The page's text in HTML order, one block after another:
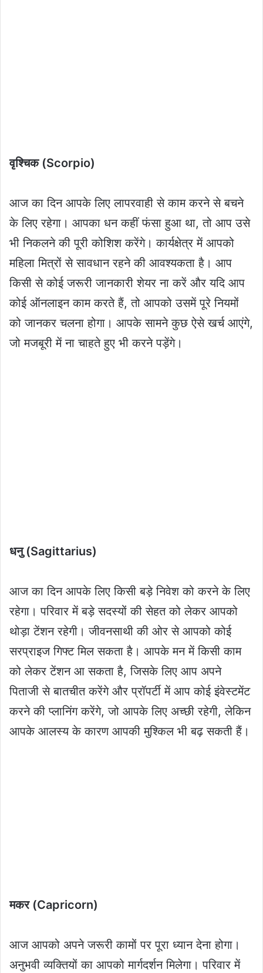
वृश्चिक (Scorpio)
आज का दिन आपके लिए लापरवाही से काम करने से बचने
के लिए रहेगा। आपका धन कहीं फंसा हुआ था, तो आप उसे
भी निकलने की पूरी कोशिश करेंगे। कार्यक्षेत्र में आपको
महिला मित्रों से सावधान रहने की आवश्यकता है। आप
किसी से कोई जरूरी जानकारी शेयर ना करें और यदि आप
कोई ऑनलाइन काम करते हैं, तो आपको उसमें पूरे नियमों
को जानकर चलना होगा। आपके सामने कुछ ऐसे खर्च आएंगे,
जो मजबूरी में ना चाहते हुए भी करने पड़ेंगे।
धनु (Sagittarius)
आज का दिन आपके लिए किसी बड़े निवेश को करने के लिए
रहेगा। परिवार में बड़े सदस्यों की सेहत को लेकर आपको
थोड़ा टेंशन रहेगी। जीवनसाथी की ओर से आपको कोई
सरप्राइज गिफ्ट मिल सकता है। आपके मन में किसी काम
को लेकर टेंशन आ सकता है, जिसके लिए आप अपने
पिताजी से बातचीत करेंगे और प्रॉपर्टी में आप कोई इंवेस्टमेंट
करने की प्लानिंग करेंगे, जो आपके लिए अच्छी रहेगी, लेकिन
आपके आलस्य के कारण आपकी मुश्किल भी बढ़ सकती हैं।
मकर (Capricorn)
आज आपको अपने जरूरी कामों पर पूरा ध्यान देना होगा।
अनुभवी व्यक्तियों का आपको मार्गदर्शन मिलेगा। परिवार में